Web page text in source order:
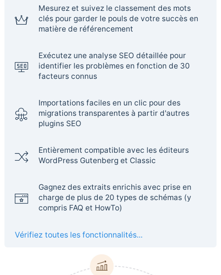
Mesurez et suivez le classement des mots
clés pour garder le pouls de votre succès en
matière de référencement
Exécutez une analyse SEO détaillée pour
identifier les problèmes en fonction de 30
facteurs connus
Importations faciles en un clic pour des
migrations transparentes à partir d'autres
plugins SEO
Entièrement compatible avec les éditeurs
WordPress Gutenberg et Classic
Gagnez des extraits enrichis avec prise en
charge de plus de 20 types de schémas (y
compris FAQ et HowTo)
Vérifiez toutes les fonctionnalités...